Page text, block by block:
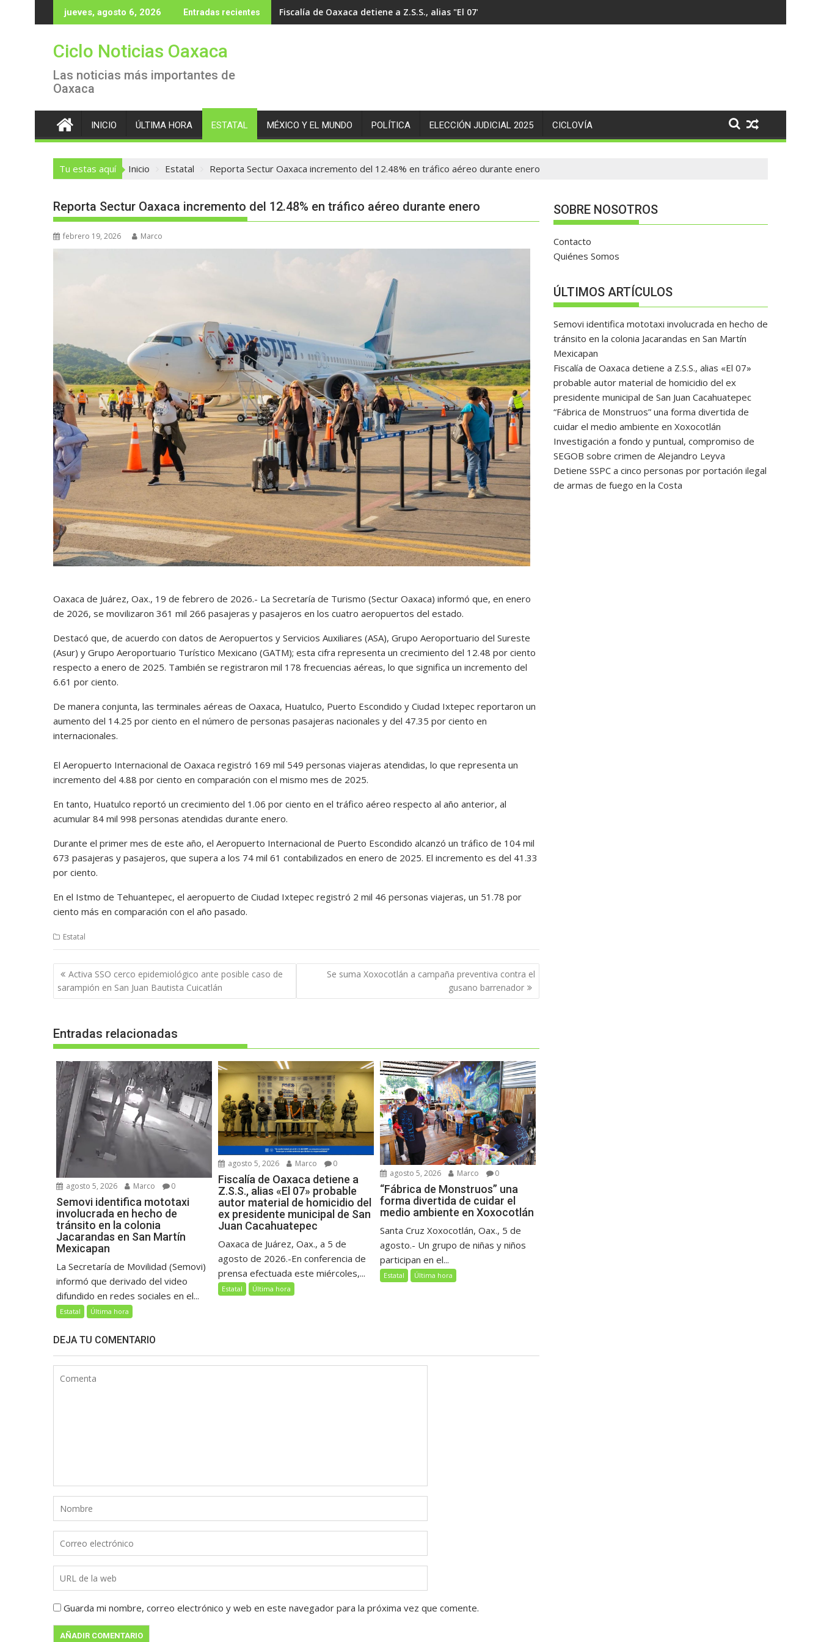
al
jueves, agosto 6, 2026 Entradas recientes Fiscalía de Oaxaca detiene a Z.S.S., alias "El 07" probable autor material de homicidio del ex presidente municipal de San
Ciclo Noticias Oaxaca
Las noticias más importantes de
Oaxaca
INICIO ÚLTIMA HORA ESTATAL MÉXICO Y EL MUNDO POLÍTICA ELECCIÓN JUDICIAL 2025 CICLOVÍA
Tu estas aquí Inicio Estatal Reporta Sectur Oaxaca incremento del 12.48% en tráfico aéreo durante enero
Reporta Sectur Oaxaca incremento del 12.48% en tráfico aéreo durante enero
febrero 19, 2026 Marco
Oaxaca de Juárez, Oax., 19 de febrero de 2026.- La Secretaría de Turismo (Sectur Oaxaca) informó que, en enero
de 2026, se movilizaron 361 mil 266 pasajeras y pasajeros en los cuatro aeropuertos del estado.
Destacó que, de acuerdo con datos de Aeropuertos y Servicios Auxiliares (ASA), Grupo Aeroportuario del Sureste
(Asur) y Grupo Aeroportuario Turístico Mexicano (GATM); esta cifra representa un crecimiento del 12.48 por ciento
respecto a enero de 2025. También se registraron mil 178 frecuencias aéreas, lo que significa un incremento del
6.61 por ciento.
De manera conjunta, las terminales aéreas de Oaxaca, Huatulco, Puerto Escondido y Ciudad Ixtepec reportaron un
aumento del 14.25 por ciento en el número de personas pasajeras nacionales y del 47.35 por ciento en
internacionales.
El Aeropuerto Internacional de Oaxaca registró 169 mil 549 personas viajeras atendidas, lo que representa un
incremento del 4.88 por ciento en comparación con el mismo mes de 2025.
En tanto, Huatulco reportó un crecimiento del 1.06 por ciento en el tráfico aéreo respecto al año anterior, al
acumular 84 mil 998 personas atendidas durante enero.
Durante el primer mes de este año, el Aeropuerto Internacional de Puerto Escondido alcanzó un tráfico de 104 mil
673 pasajeras y pasajeros, que supera a los 74 mil 61 contabilizados en enero de 2025. El incremento es del 41.33
por ciento.
En el Istmo de Tehuantepec, el aeropuerto de Ciudad Ixtepec registró 2 mil 46 personas viajeras, un 51.78 por
ciento más en comparación con el año pasado.
Estatal
Navegación
de
entradas
Activa SSO cerco epidemiológico ante posible caso de
sarampión en San Juan Bautista Cuicatlán
Se suma Xoxocotlán a campaña preventiva contra el
gusano barrenador
Entradas relacionadas
agosto 5, 2026 Marco 0
Semovi identifica mototaxi
involucrada en hecho de
tránsito en la colonia
Jacarandas en San Martín
Mexicapan
La Secretaría de Movilidad (Semovi)
informó que derivado del video
difundido en redes sociales en el...
Estatal Última hora
agosto 5, 2026 Marco 0
Fiscalía de Oaxaca detiene a
Z.S.S., alias «El 07» probable
autor material de homicidio del
ex presidente municipal de San
Juan Cacahuatepec
Oaxaca de Juárez, Oax., a 5 de
agosto de 2026.-En conferencia de
prensa efectuada este miércoles,...
Estatal Última hora
agosto 5, 2026 Marco 0
“Fábrica de Monstruos” una
forma divertida de cuidar el
medio ambiente en Xoxocotlán
Santa Cruz Xoxocotlán, Oax., 5 de
agosto.- Un grupo de niñas y niños
participan en el...
Estatal Última hora
DEJA TU COMENTARIO
Guarda mi nombre, correo electrónico y web en este navegador para la próxima vez que comente.
SOBRE NOSOTROS
Contacto
Quiénes Somos
ÚLTIMOS ARTÍCULOS
Semovi identifica mototaxi involucrada en hecho de
tránsito en la colonia Jacarandas en San Martín
Mexicapan
Fiscalía de Oaxaca detiene a Z.S.S., alias «El 07»
probable autor material de homicidio del ex
presidente municipal de San Juan Cacahuatepec
“Fábrica de Monstruos” una forma divertida de
cuidar el medio ambiente en Xoxocotlán
Investigación a fondo y puntual, compromiso de
SEGOB sobre crimen de Alejandro Leyva
Detiene SSPC a cinco personas por portación ilegal
de armas de fuego en la Costa